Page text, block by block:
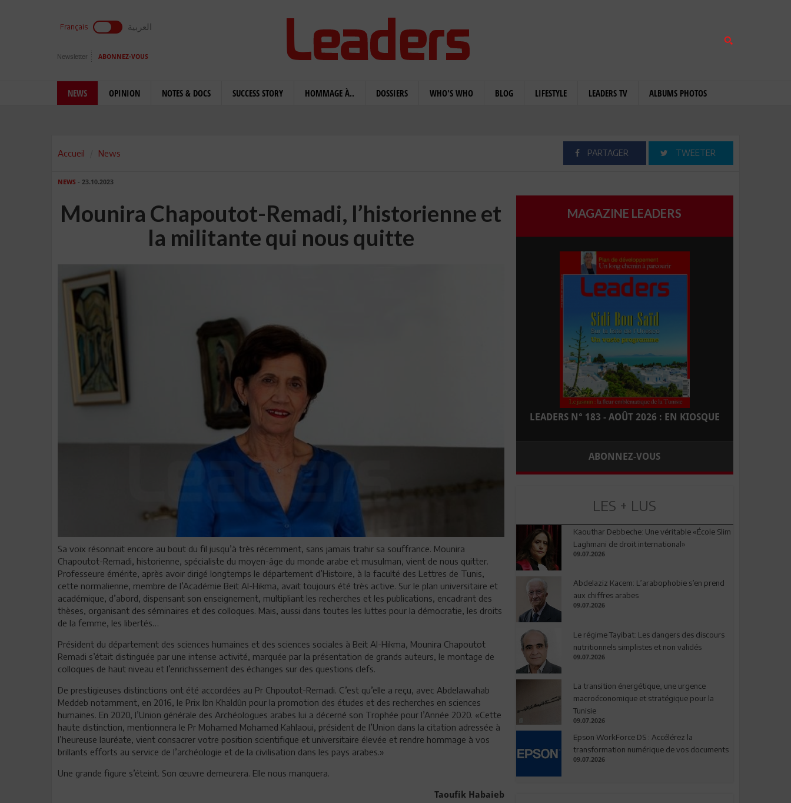
Français العربية
Newsletter ABONNEZ-VOUS
NEWS OPINION NOTES & DOCS SUCCESS STORY HOMMAGE À.. DOSSIERS WHO'S WHO BLOG LIFESTYLE LEADERS TV ALBUMS PHOTOS
Accueil News PARTAGER TWEETER
NEWS - 23.10.2023
Mounira Chapoutot-Remadi, l’historienne et
la militante qui nous quitte
Sa voix résonnait encore au bout du fil jusqu’à très récemment, sans jamais trahir sa souffrance. Mounira
Chapoutot-Remadi, historienne, spécialiste du moyen-âge du monde arabe et musulman, vient de nous quitter.
Professeure émérite, après avoir dirigé longtemps le département d’Histoire, à la faculté des Lettres de Tunis,
cette normalienne, membre de l’Académie Beit Al-Hikma, avait toujours été très active. Sur le plan universitaire et
académique, d’abord, dispensant son enseignement, multipliant les recherches et les publications, encadrant des
thèses, organisant des séminaires et des colloques. Mais, aussi dans toutes les luttes pour la démocratie, les droits
de la femme, les libertés…
Président du département des sciences humaines et des sciences sociales à Beit Al-Hikma, Mounira Chapoutot
Remadi s’était distinguée par une intense activité, marquée par la présentation de grands auteurs, le montage de
colloques de haut niveau et l’enrichissement des échanges sur des questions clefs.
De prestigieuses distinctions ont été accordées au Pr Chpoutot-Remadi. C’est qu’elle a reçu, avec Abdelawahab
Meddeb notamment, en 2016, le Prix Ibn Khaldûn pour la promotion des études et des recherches en sciences
humaines. En 2020, l’Union générale des Archéologues arabes lui a décerné son Trophée pour l’Année 2020. «Cette
haute distinction, mentionnera le Pr Mohamed Mohamed Kahlaoui, président de l’Union dans la citation adressée à
l’heureuse lauréate, vient consacrer votre position scientifique et universitaire élevée et rendre hommage à vos
brillants efforts au service de l’archéologie et de la civilisation dans les pays arabes.»
Une grande figure s’éteint. Son œuvre demeurera. Elle nous manquera.
Taoufik Habaieb
MAGAZINE LEADERS
LEADERS N° 183 - AOÛT 2026 : EN KIOSQUE
ABONNEZ-VOUS
LES + LUS
Kaouthar Debbeche: Une véritable «École Slim
Laghmani de droit international»
09.07.2026
Abdelaziz Kacem: L’arabophobie s’en prend
aux chiffres arabes
09.07.2026
Le régime Tayibat: Les dangers des discours
nutritionnels simplistes et non validés
09.07.2026
La transition énergétique, une urgence
macroéconomique et stratégique pour la
Tunisie
09.07.2026
Epson WorkForce DS : Accélérez la
transformation numérique de vos documents
09.07.2026